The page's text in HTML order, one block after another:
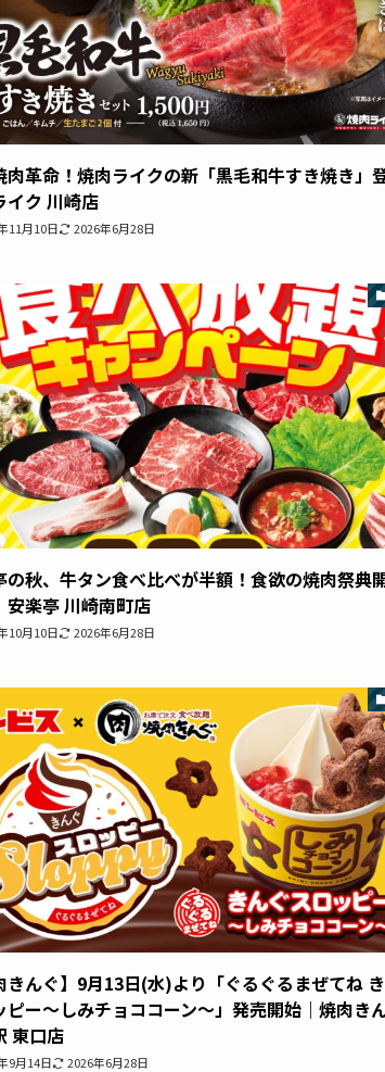
肉革命！焼肉ライクの新「黒毛和牛すき焼き」
イク 川崎店
11月10日 2026年6月28日
の秋、牛タン食べ比べが半額！食欲の焼肉祭典
安楽亭 川崎南町店
10月10日 2026年6月28日
きんぐ】9月13日(水)より「ぐるぐるまぜてね
ピー～しみチョココーン～」発売開始｜焼肉き
東口店
9月14日 2026年6月28日